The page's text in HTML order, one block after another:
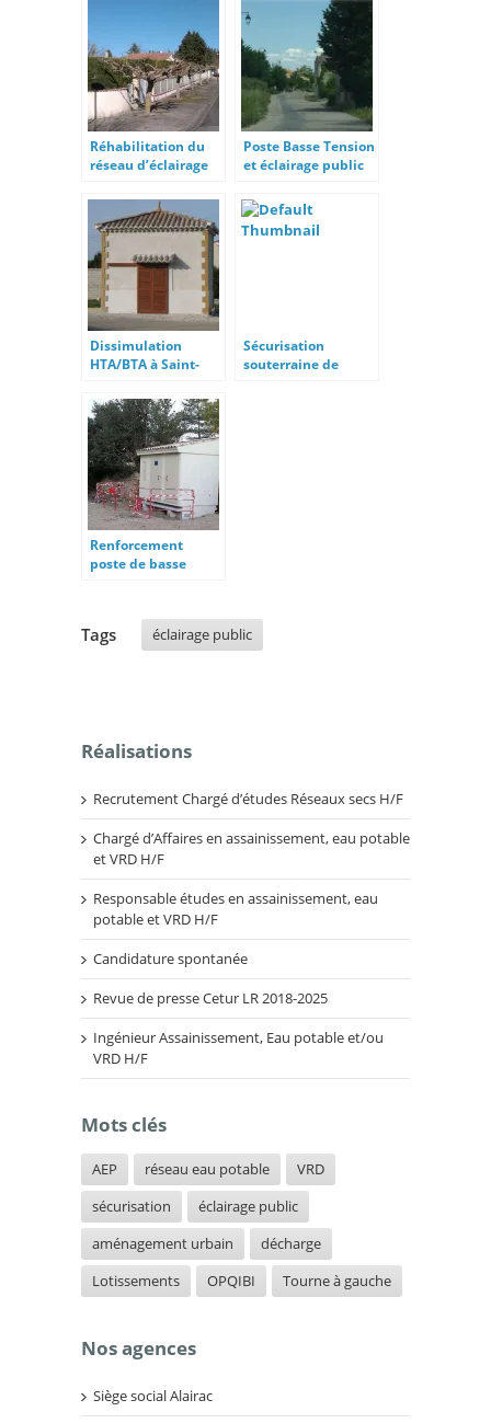
Réhabilitation du
réseau d’éclairage
Poste Basse Tension
et éclairage public
Dissimulation
HTA/BTA à Saint-
Sécurisation
souterraine de
Renforcement
poste de basse
Tags éclairage public
Réalisations
Recrutement Chargé d’études Réseaux secs H/F
Chargé d’Affaires en assainissement, eau potable
et VRD H/F
Responsable études en assainissement, eau
potable et VRD H/F
Candidature spontanée
Revue de presse Cetur LR 2018-2025
Ingénieur Assainissement, Eau potable et/ou
VRD H/F
Mots clés
AEP réseau eau potable
VRD
sécurisation
éclairage public
aménagement urbain
décharge
Lotissements
OPQIBI Tourne à gauche
Nos agences
Siège social Alairac